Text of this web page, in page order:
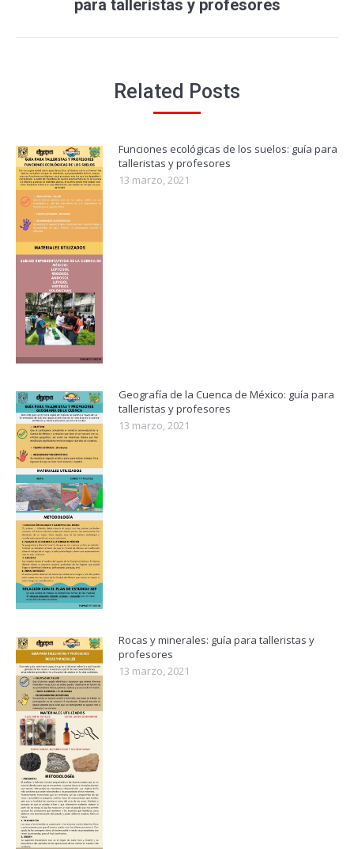
para talleristas y profesores
Related Posts
Funciones ecológicas de los suelos: guía para
talleristas y profesores
13 marzo, 2021
Geografía de la Cuenca de México: guía para
talleristas y profesores
13 marzo, 2021
Rocas y minerales: guía para talleristas y
profesores
13 marzo, 2021